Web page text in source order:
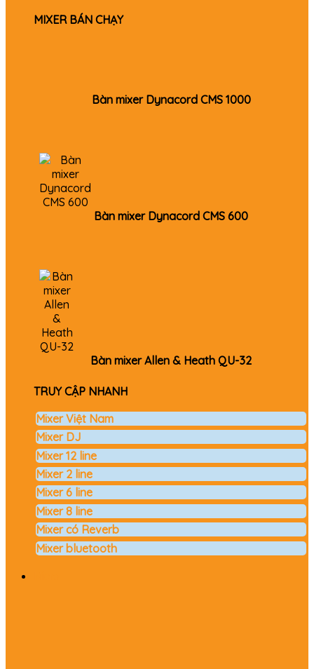
MIXER BÁN CHẠY
Bàn mixer Dynacord CMS 1000
Bàn mixer Dynacord CMS 600
Bàn mixer Allen & Heath QU-32
TRUY CẬP NHANH
Mixer Việt Nam
Mixer DJ
Mixer 12 line
Mixer 2 line
Mixer 6 line
Mixer 8 line
Mixer có Reverb
Mixer bluetooth